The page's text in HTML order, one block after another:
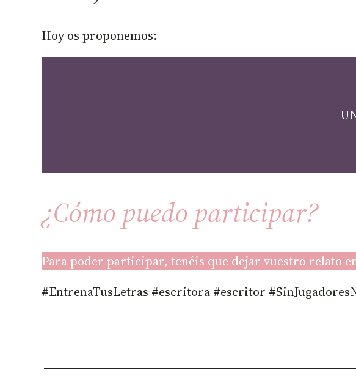
Hoy os proponemos:
¿Cómo puedo participar?
Para poder participar, tenéis que dejar vuestro relato
#EntrenaTusLetras #escritora #escritor